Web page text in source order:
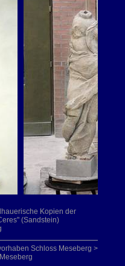
Kopien der
(Sandstein)
Schloss Meseberg >